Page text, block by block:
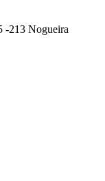
-213 Nogueira